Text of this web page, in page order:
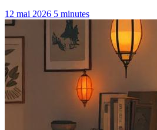
12 mai 2026 5 minutes